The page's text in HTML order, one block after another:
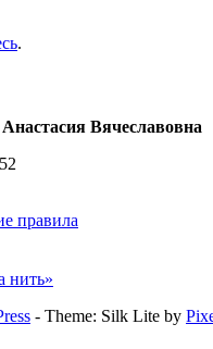
.
Вячеславовна
правила
нить»
- Theme: Silk Lite by